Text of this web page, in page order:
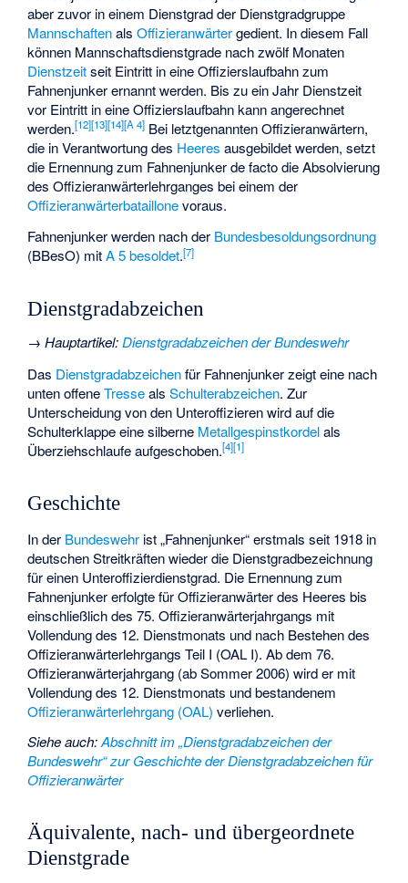
aber zuvor in einem Dienstgrad der Dienstgradgruppe
MannschaftenalsOffizieranwärtergedient. In diesem Fall
können Mannschaftsdienstgrade nach zwölf Monaten
Dienstzeitseit Eintritt in eine Offizierslaufbahn zum
Fahnenjunker ernannt werden. Bis zu ein Jahr Dienstzeit
vor Eintritt in eine Offizierslaufbahn kann angerechnet
werden.[12][13][14][A 4] Bei letztgenannten Offizieranwärtern,
die in Verantwortung des Heeres ausgebildet werden, setzt
die Ernennung zum Fahnenjunker de facto die Absolvierung
desOffizieranwärterlehrganges bei einem der
Offizieranwärterbataillonevoraus.
Fahnenjunker werden nach der Bundesbesoldungsordnung
(BBesO) mitA 5 besoldet.[7]
Dienstgradabzeichen
→Hauptartikel:Dienstgradabzeichen der Bundeswehr
Das Dienstgradabzeichenfür Fahnenjunker zeigt eine nach
unten offeneTressealsSchulterabzeichen. Zur
Unterscheidung von den Unteroffizieren wird auf die
Schulterklappe eine silberne Metallgespinstkordelals
Überziehschlaufe aufgeschoben.[4][1]
Geschichte
In der Bundeswehr ist „Fahnenjunker“ erstmals seit 1918 in
deutschen Streitkräften wieder die Dienstgradbezeichnung
für einen Unteroffizierdienstgrad. Die Ernennung zum
Fahnenjunker erfolgte für Offizieranwärter des Heeres bis
einschließlich des 75. Offizieranwärterjahrgangs mit
Vollendung des 12. Dienstmonats und nach Bestehen des
Offizieranwärterlehrgangs Teil I (OAL I). Ab dem 76.
Offizieranwärterjahrgang (ab Sommer 2006) wird er mit
Vollendung des 12. Dienstmonats und bestandenem
Offizieranwärterlehrgang (OAL) verliehen.
Siehe auch:Abschnitt im „Dienstgradabzeichen der
Bundeswehr“ zur Geschichte der Dienstgradabzeichen für
Offizieranwärter
Äquivalente, nach- und übergeordnete
Dienstgrade